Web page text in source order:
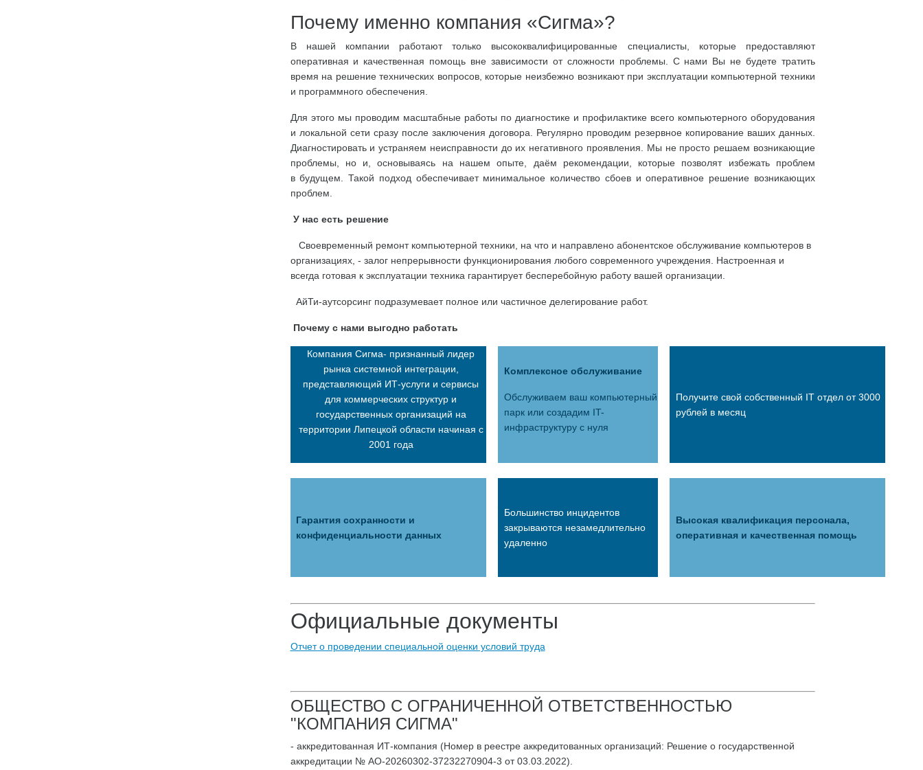
Почему именно компания «Сигма»?
В нашей компании работают только высококвалифицированные специалисты, которые предоставляют
оперативная и качественная помощь вне зависимости от сложности проблемы. С нами Вы не будете тратить
время на решение технических вопросов, которые неизбежно возникают при эксплуатации компьютерной техники
и программного обеспечения.
Для этого мы проводим масштабные работы по диагностике и профилактике всего компьютерного оборудования
и локальной сети сразу после заключения договора. Регулярно проводим резервное копирование ваших данных.
Диагностировать и устраняем неисправности до их негативного проявления. Мы не просто решаем возникающие
проблемы, но и, основываясь на нашем опыте, даём рекомендации, которые позволят избежать проблем
в будущем. Такой подход обеспечивает минимальное количество сбоев и оперативное решение возникающих
проблем.
У нас есть решение
Своевременный ремонт компьютерной техники, на что и направлено абонентское обслуживание компьютеров в
организациях, - залог непрерывности функционирования любого современного учреждения. Настроенная и
всегда готовая к эксплуатации техника гарантирует бесперебойную работу вашей организации.
АйТи-аутсорсинг подразумевает полное или частичное делегирование работ.
Почему с нами выгодно работать
Компания Сигма- признанный лидер
рынка системной интеграции,
представляющий ИТ-услуги и сервисы
для коммерческих структур и
государственных организаций на
территории Липецкой области начиная с
2001 года
Комплексное обслуживание
Обслуживаем ваш компьютерный
парк или создадим IT-
инфраструктуру с нуля
Получите свой собственный IT отдел от 3000
рублей в месяц
Гарантия сохранности и
конфиденциальности данных
Большинство инцидентов
закрываются незамедлительно
удаленно
Высокая квалификация персонала,
оперативная и качественная помощь
Официальные документы
Отчет о проведении специальной оценки условий труда
ОБЩЕСТВО С ОГРАНИЧЕННОЙ ОТВЕТСТВЕННОСТЬЮ
"КОМПАНИЯ СИГМА"
- аккредитованная ИТ-компания (Номер в реестре аккредитованных организаций: Решение о государственной
аккредитации № АО-20260302-37232270904-3 от 03.03.2022).